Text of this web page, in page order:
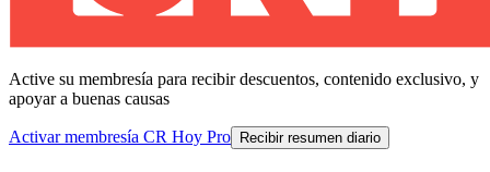
Active su membresía para recibir descuentos, contenido exclusivo, y
apoyar a buenas causas
Activar membresía CR Hoy Pro Recibir resumen diario